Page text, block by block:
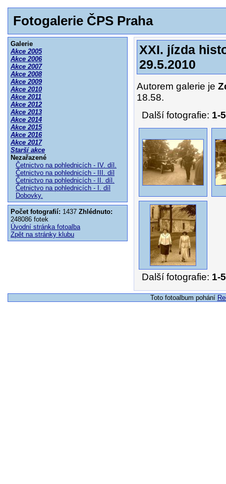
Fotogalerie ČPS Praha
Galerie
Akce 2005
Akce 2006
Akce 2007
Akce 2008
Akce 2009
Akce 2010
Akce 2011
Akce 2012
Akce 2013
Akce 2014
Akce 2015
Akce 2016
Akce 2017
Starší akce
Nezařazené
Četnictvo na pohlednicích - IV. díl.
Četnictvo na pohlednicích - III. díl
Četnictvo na pohlednicích - II. díl.
Četnictvo na pohlednicích - I. díl
Dobovky.
Počet fotografií: 1437 Zhlédnuto:
248086 fotek
Úvodní stránka fotoalba
Zpět na stránky klubu
XXI. jízda
29.5.2010
Autorem galerie je
18.58.
Další fotografie: 1-5
Další fotografie: 1-5
Toto fotoalbum pohání